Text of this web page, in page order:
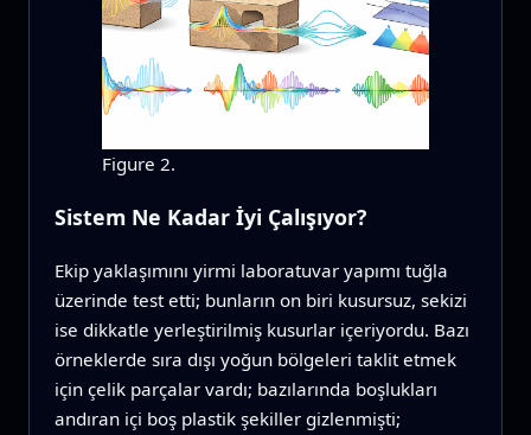
Figure 2.
Sistem Ne Kadar İyi Çalışıyor?
Ekip yaklaşımını yirmi laboratuvar yapımı tuğla
üzerinde test etti; bunların on biri kusursuz, sekizi
ise dikkatle yerleştirilmiş kusurlar içeriyordu. Bazı
örneklerde sıra dışı yoğun bölgeleri taklit etmek
için çelik parçalar vardı; bazılarında boşlukları
andıran içi boş plastik şekiller gizlenmişti;